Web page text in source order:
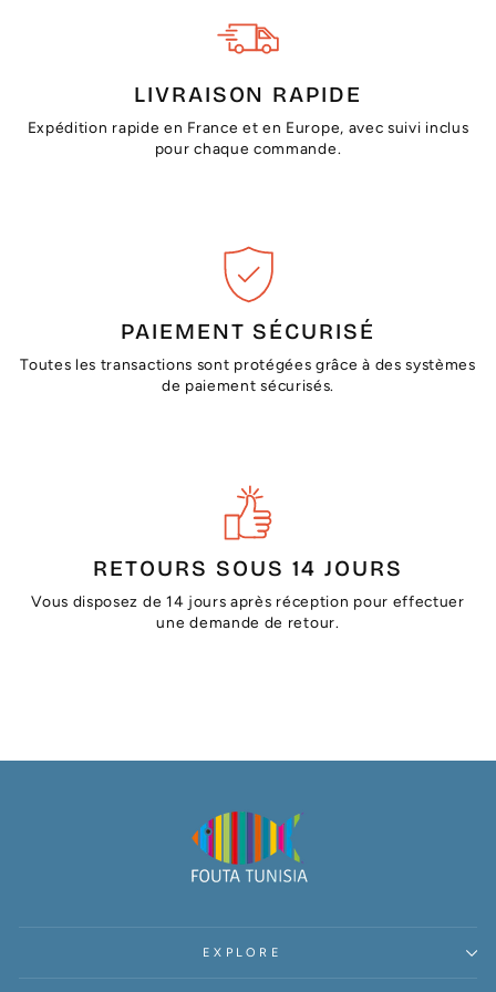
LIVRAISON RAPIDE
Expédition rapide en France et en Europe, avec suivi inclus
pour chaque commande.
PAIEMENT SÉCURISÉ
Toutes les transactions sont protégées grâce à des systèmes
de paiement sécurisés.
RETOURS SOUS 14 JOURS
Vous disposez de 14 jours après réception pour effectuer
une demande de retour.
EXPLORE